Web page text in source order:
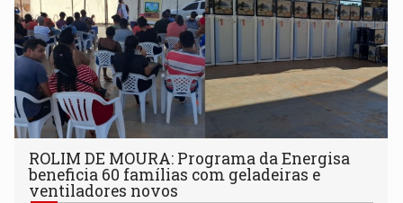
ROLIM DE MOURA: Programa da Energisa
beneficia 60 famílias com geladeiras e
ventiladores novos